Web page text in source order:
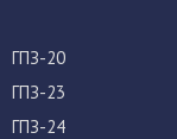
ГПЗ-20
ГПЗ-23
ГПЗ-24